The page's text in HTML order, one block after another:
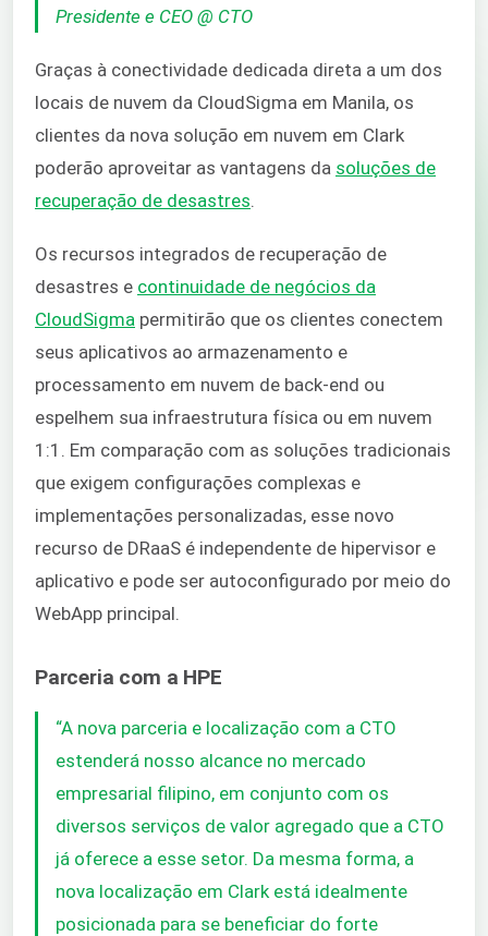
Presidente e CEO @ CTO
Graças à conectividade dedicada direta a um dos
locais de nuvem da CloudSigma em Manila, os
clientes da nova solução em nuvem em Clark
poderão aproveitar as vantagens da soluções de
recuperação de desastres.
Os recursos integrados de recuperação de
desastres e continuidade de negócios da
CloudSigma permitirão que os clientes conectem
seus aplicativos ao armazenamento e
processamento em nuvem de back-end ou
espelhem sua infraestrutura física ou em nuvem
1:1. Em comparação com as soluções tradicionais
que exigem configurações complexas e
implementações personalizadas, esse novo
recurso de DRaaS é independente de hipervisor e
aplicativo e pode ser autoconfigurado por meio do
WebApp principal.
Parceria com a HPE
“A nova parceria e localização com a CTO
estenderá nosso alcance no mercado
empresarial filipino, em conjunto com os
diversos serviços de valor agregado que a CTO
já oferece a esse setor. Da mesma forma, a
nova localização em Clark está idealmente
posicionada para se beneficiar do forte